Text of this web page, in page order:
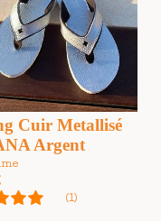
Cuir Metallisé
Argent
(1)